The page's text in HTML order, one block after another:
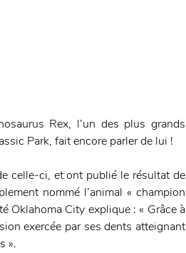
Rex, l’un des plus grands
Park, fait encore parler de lui !
celle-ci, et ont publié le résultat de
nommé l’animal « champion
Oklahoma City explique : « Grâce à
exercée par ses dents atteignant
».